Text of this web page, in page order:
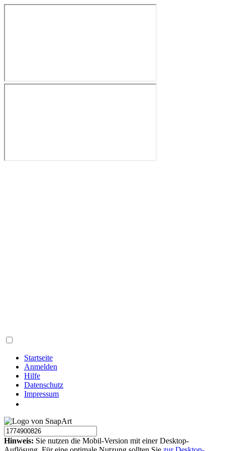
Startseite
Anmelden
Hilfe
Datenschutz
Impressum
Hinweis: Sie nutzen die Mobil-Version mit einer Desktop-